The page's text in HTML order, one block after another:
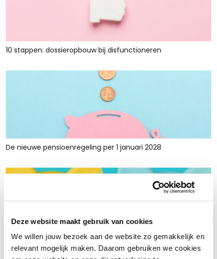
Deze website maakt gebruik van cookies
We willen jouw bezoek aan de website zo gemakkelijk en
relevant mogelijk maken. Daarom gebruiken we cookies
10 stappen: dossieropbouw bij disfunctioneren
De nieuwe pensioenregeling per 1 januari 2028
Rust en ruimte met werkkapitaalfinanciering: voor retailers
die tijdelijk krap zitten